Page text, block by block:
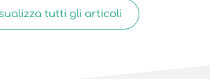
tutti gli articoli